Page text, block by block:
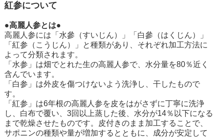
紅参について
●高麗人参とは●
高麗人参には「水參（すいじん）」「白參（はくじん）」
「紅参（こうじん）」と種類があり、それぞれ加工方法に
よって分類されます。
「水参」は畑でとれた生の高麗人参で、水分量を80％近く
含んでいます。
「白参」は外皮を傷つけないよう洗浄し、干したもので
す。
「紅参」は6年根の高麗人参を皮をはがさずに丁寧に洗浄
し、白布で覆い、3回以上蒸した後、水分が14％以下になる
まで乾燥させたものです。皮付きのまま加工することで、
サポニンの種類や量が増加するとともに、成分が安定して